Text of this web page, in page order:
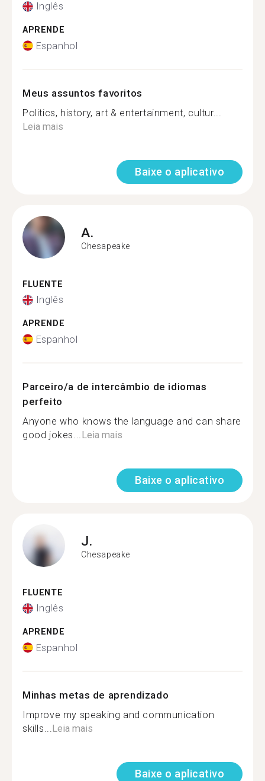
Inglês
APRENDE
Espanhol
Meus assuntos favoritos
Politics, history, art & entertainment, cultur...
Leia mais
Baixe o aplicativo
A.
Chesapeake
FLUENTE
Inglês
APRENDE
Espanhol
Parceiro/a de intercâmbio de idiomas
perfeito
Anyone who knows the language and can share
good jokes... Leia mais
Baixe o aplicativo
J.
Chesapeake
FLUENTE
Inglês
APRENDE
Espanhol
Minhas metas de aprendizado
Improve my speaking and communication
skills... Leia mais
Baixe o aplicativo